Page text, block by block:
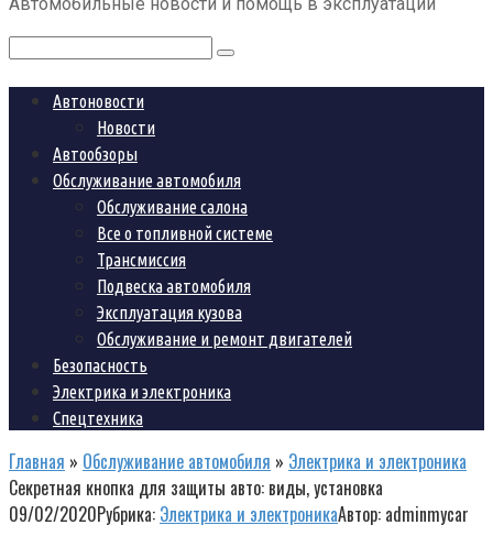
Поиск:
Автоновости
Новости
Автообзоры
Обслуживание автомобиля
Обслуживание салона
Все о топливной системе
Трансмиссия
Подвеска автомобиля
Эксплуатация кузова
Обслуживание и ремонт двигателей
Безопасность
Электрика и электроника
Спецтехника
Главная » Обслуживание автомобиля » Электрика и электроника
Секретная кнопка для защиты авто: виды, установка
09/02/2020Рубрика: Электрика и электроникаАвтор: adminmycar